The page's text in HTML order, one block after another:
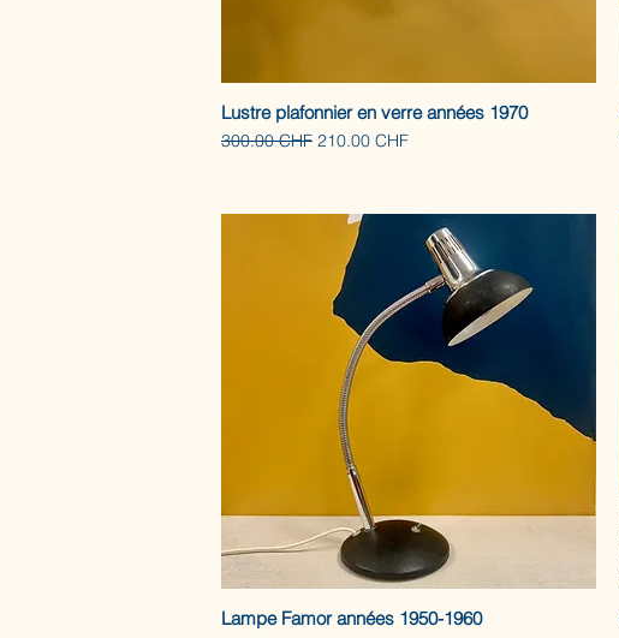
Lustre plafonnier en verre années 1970
Prix original
300.00 CHF Prix promotionnel
210.00 CHF
Lampe Famor années 1950-1960